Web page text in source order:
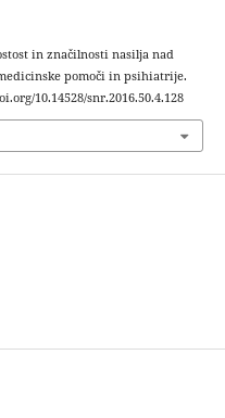
in značilnosti nasilja nad
pomoči in psihiatrije.
10.14528/snr.2016.50.4.128